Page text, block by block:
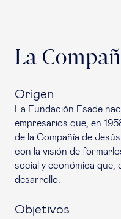
La
Origen
La Fundación Esade
empresarios que, en
de la Compañía de
con la visión de
social y económica que,
desarrollo.
Objetivos